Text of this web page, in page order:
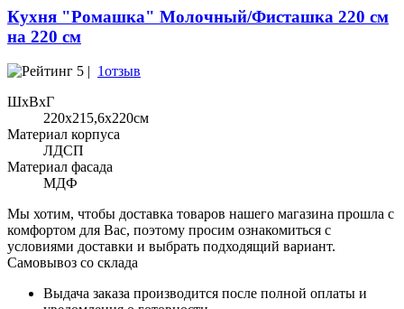
Кухня "Ромашка" Молочный/Фисташка 220 см
на 220 см
5 | 1отзыв
ШхВхГ
220x215,6х220см
Материал корпуса
ЛДСП
Материал фасада
МДФ
Мы хотим, чтобы доставка товаров нашего магазина прошла с
комфортом для Вас, поэтому просим ознакомиться с
условиями доставки и выбрать подходящий вариант.
Самовывоз со склада
Выдача заказа производится после полной оплаты и